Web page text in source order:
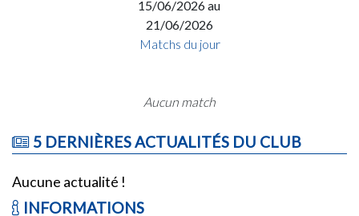
15/06/2026 au
21/06/2026
Matchs du jour
Aucun match
5 DERNIÈRES ACTUALITÉS DU CLUB
Aucune actualité !
INFORMATIONS